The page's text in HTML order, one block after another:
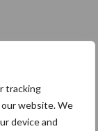
tracking
website. We
device and
nieuws